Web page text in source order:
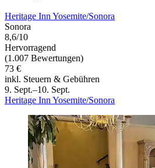
Heritage Inn Yosemite/Sonora
Sonora
8,6/10
Hervorragend
(1.007 Bewertungen)
73 €
inkl. Steuern & Gebühren
9. Sept.–10. Sept.
Heritage Inn Yosemite/Sonora